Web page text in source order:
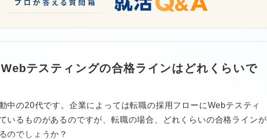
テスティングの合格ラインはどれくらいで
中の20代です。企業によっては転職の採用フローにWebテスティ
いるものがあるのですが、転職の場合、どれくらいの合格ラインが
のでしょうか？